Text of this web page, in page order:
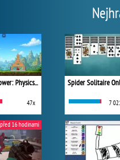
One Shot Tower: Physics Destroyer
47x
před 16 hodinami
Spider Solitaire
7